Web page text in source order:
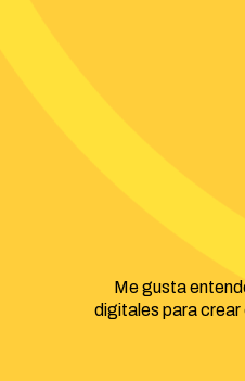
Me gusta
digitales para crear